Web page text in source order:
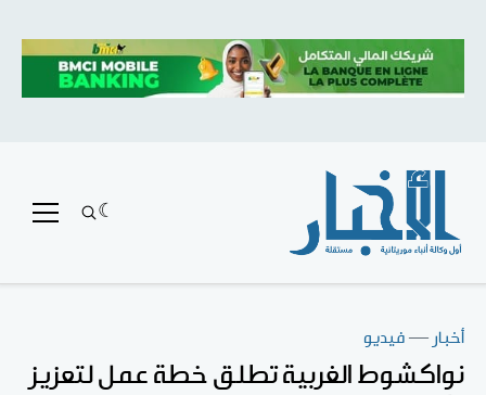
أخبار —فيديو
نواكشوط الغربية تطلق خطة عمل لتعزيز